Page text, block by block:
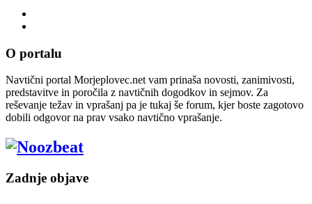
O portalu
Navtični portal Morjeplovec.net vam prinaša novosti, zanimivosti,
predstavitve in poročila z navtičnih dogodkov in sejmov. Za
reševanje težav in vprašanj pa je tukaj še forum, kjer boste zagotovo
dobili odgovor na prav vsako navtično vprašanje.
Zadnje objave